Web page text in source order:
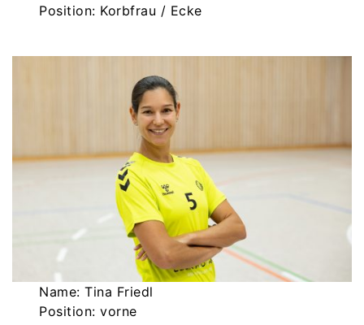
Position: Korbfrau / Ecke
Name: Tina Friedl
Position: vorne